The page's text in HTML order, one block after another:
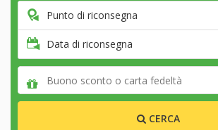
Punto di riconsegna
Data di riconsegna
CERCA